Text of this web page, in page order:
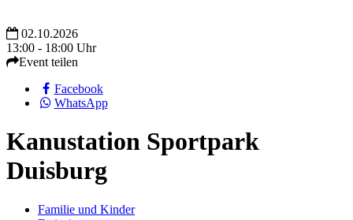
02.10.2026
13:00 - 18:00 Uhr
Event teilen
Facebook
WhatsApp
Kanustation Sportpark
Duisburg
Familie und Kinder